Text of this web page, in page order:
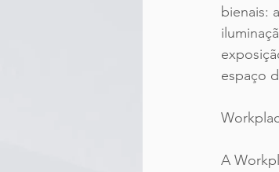
bienais: a
espaço
A